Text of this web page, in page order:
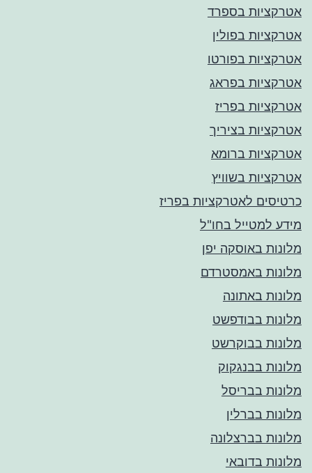
אטרקציות בספרד
אטרקציות בפולין
אטרקציות בפורטו
אטרקציות בפראג
אטרקציות בפריז
אטרקציות בציריך
אטרקציות ברומא
אטרקציות בשוויץ
כרטיסים לאטרקציות בפריז
מידע למטייל בחו"ל
מלונות באוסקה יפן
מלונות באמסטרדם
מלונות באתונה
מלונות בבודפשט
מלונות בבוקרשט
מלונות בבנגקוק
מלונות בבריסל
מלונות בברלין
מלונות בברצלונה
מלונות בדובאי